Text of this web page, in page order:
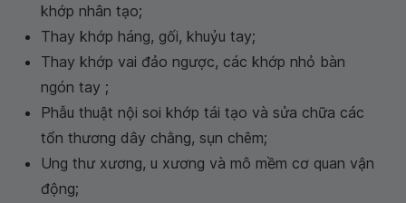
khớp nhân tạo;
Thay khớp háng, gối, khuỷu tay;
Thay khớp vai đảo ngược, các khớp nhỏ bàn
ngón tay ;
Phẫu thuật nội soi khớp tái tạo và sửa chữa các
tổn thương dây chằng, sụn chêm;
Ung thư xương, u xương và mô mềm cơ quan vận
động;